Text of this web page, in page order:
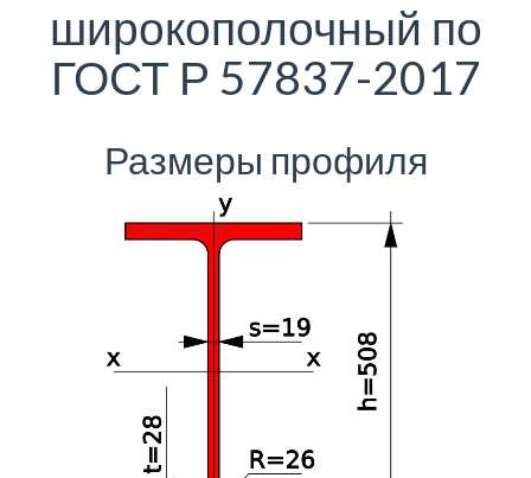
широкополочный по
ГОСТ Р 57837-2017
Размеры профиля